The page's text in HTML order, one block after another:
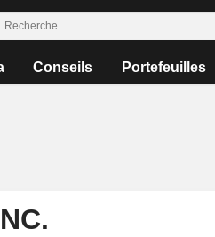
Conseils Portefeuilles